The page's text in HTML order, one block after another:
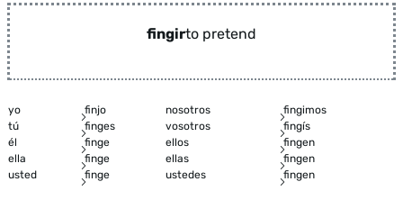
fingirto pretend
yo finjo nosotros
fingimos
tú
finges vosotros
fingís
él
finge ellos
fingen
ella
finge ellas
fingen
usted
finge ustedes fingen